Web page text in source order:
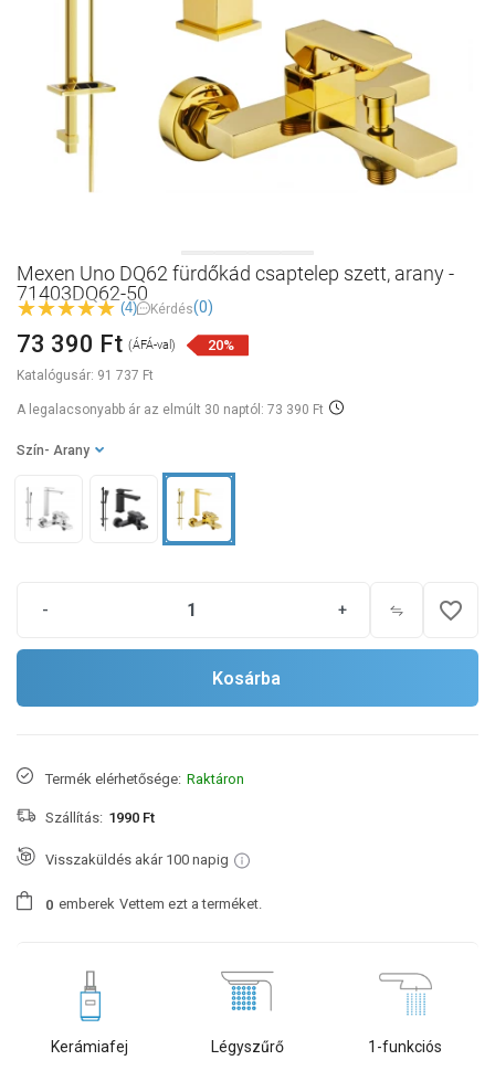
Mexen Uno DQ62 fürdőkád csaptelep szett, arany -
71403DQ62-50
(4) Kérdés(0)
Katalógusár: 91 737 Ft
73 390 Ft (ÁFÁ-val) 20%
A legalacsonyabb ár az elmúlt 30 naptól: 73 390 Ft
Szín - Arany
- + favorite_border
Kosárba
Termék elérhetősége: Raktáron
Szállítás: 1990 Ft
Visszaküldés akár 100 napig
0 emberek Vettem ezt a terméket.
Kerámiafej Légyszűrő 1-funkciós